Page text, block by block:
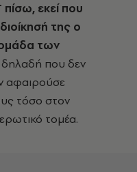
πίσω, εκεί που
της ο
των
δηλαδή που δεν
αφαιρούσε
τόσο στον
τομέα.